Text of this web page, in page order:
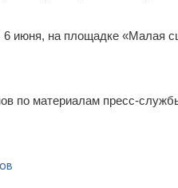
июня, на площадке «Малая
по материалам пресс-